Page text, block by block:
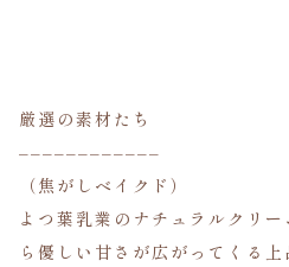
厳選の素材たち
––––––––––––
（焦がしベイクド）
よつ葉乳業のナチュラルクリ
ら優しい甘さが広がってくる